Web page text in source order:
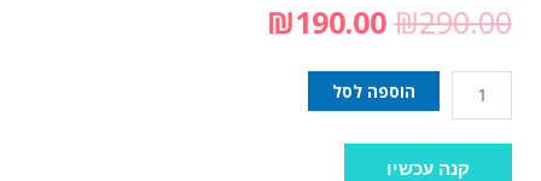
₪290.00
₪190.00
הוספה לסל
קנה עכשיו